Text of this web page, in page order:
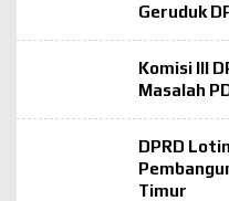
Geruduk
Komisi III
Masalah
DPRD
Timur